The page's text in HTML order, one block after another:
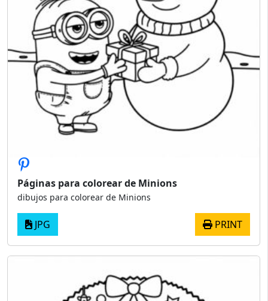
Páginas para colorear de Minions
dibujos para colorear de Minions
JPG PRINT